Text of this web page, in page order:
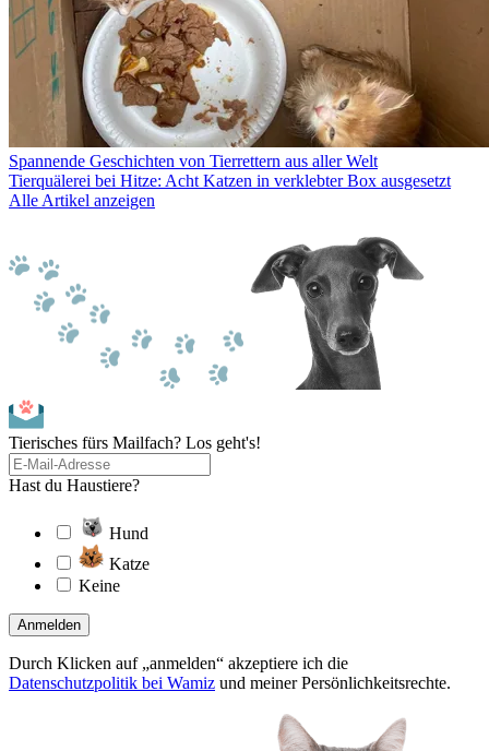
Spannende Geschichten von Tierrettern aus aller Welt
Tierquälerei bei Hitze: Acht Katzen in verklebter Box ausgesetzt
Alle Artikel anzeigen
Tierisches fürs Mailfach? Los geht's!
Hast du Haustiere?
Hund
Katze
Keine
Anmelden
Durch Klicken auf „anmelden“ akzeptiere ich die
Datenschutzpolitik bei Wamiz und meiner Persönlichkeitsrechte.